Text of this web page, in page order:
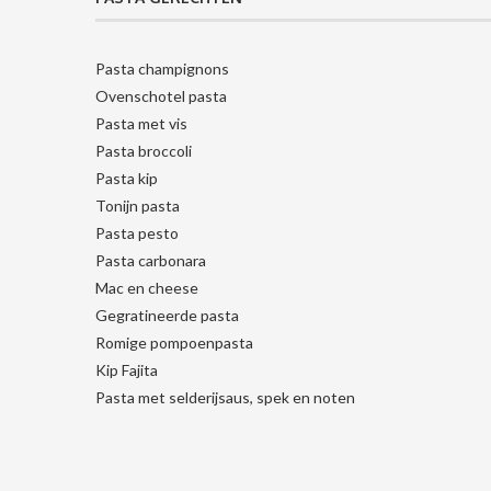
Pasta champignons
Ovenschotel pasta
Pasta met vis
Pasta broccoli
Pasta kip
Tonijn pasta
Pasta pesto
Pasta carbonara
Mac en cheese
Gegratineerde pasta
Romige pompoenpasta
Kip Fajita
Pasta met selderijsaus, spek en noten